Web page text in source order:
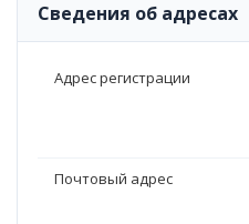
Сведения об адресах
Адрес регистрации
Почтовый адрес